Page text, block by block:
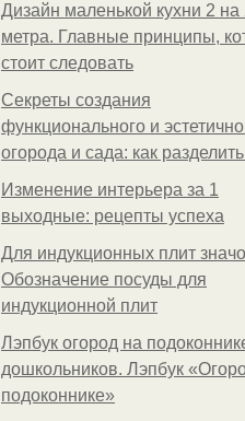
Дизайн маленькой кухни 2 на
метра. Главные принципы,
стоит следовать
Секреты создания
функционального и
огорода и сада: как
Изменение интерьера за 1
выходные: рецепты успеха
Для индукционных плит
Обозначение посуды для
индукционной плит
Лэпбук огород на
дошкольников. Лэпбук
подоконнике»